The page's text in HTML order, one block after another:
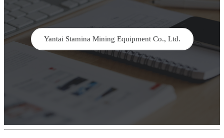
Yantai Stamina Mining Equipment Co., Ltd.